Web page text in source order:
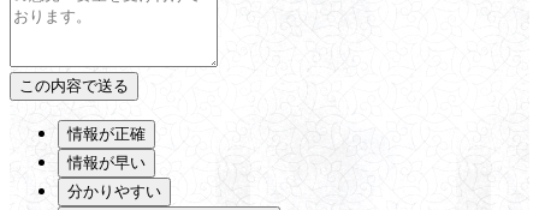
情報が正確
情報が早い
分かりやすい